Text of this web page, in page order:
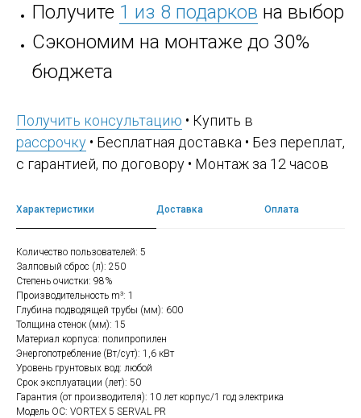
Получите 1 из 8 подарков на выбор
Сэкономим на монтаже до 30%
бюджета
Получить консультацию • Купить в
рассрочку • Бесплатная доставка • Без переплат,
с гарантией, по договору • Монтаж за 12 часов
Характеристики Доставка Оплата
Количество пользователей: 5
Залповый сброс (л): 250
Степень очистки: 98%
Производительность m³: 1
Глубина подводящей трубы (мм): 600
Толщина стенок (мм): 15
Материал корпуса: полипропилен
Энергопотребление (Вт/сут): 1,6 кВт
Уровень грунтовых вод: любой
Срок эксплуатации (лет): 50
Гарантия (от производителя): 10 лет корпус/1 год электрика
Модель ОС: VORTEX 5 SERVAL PR